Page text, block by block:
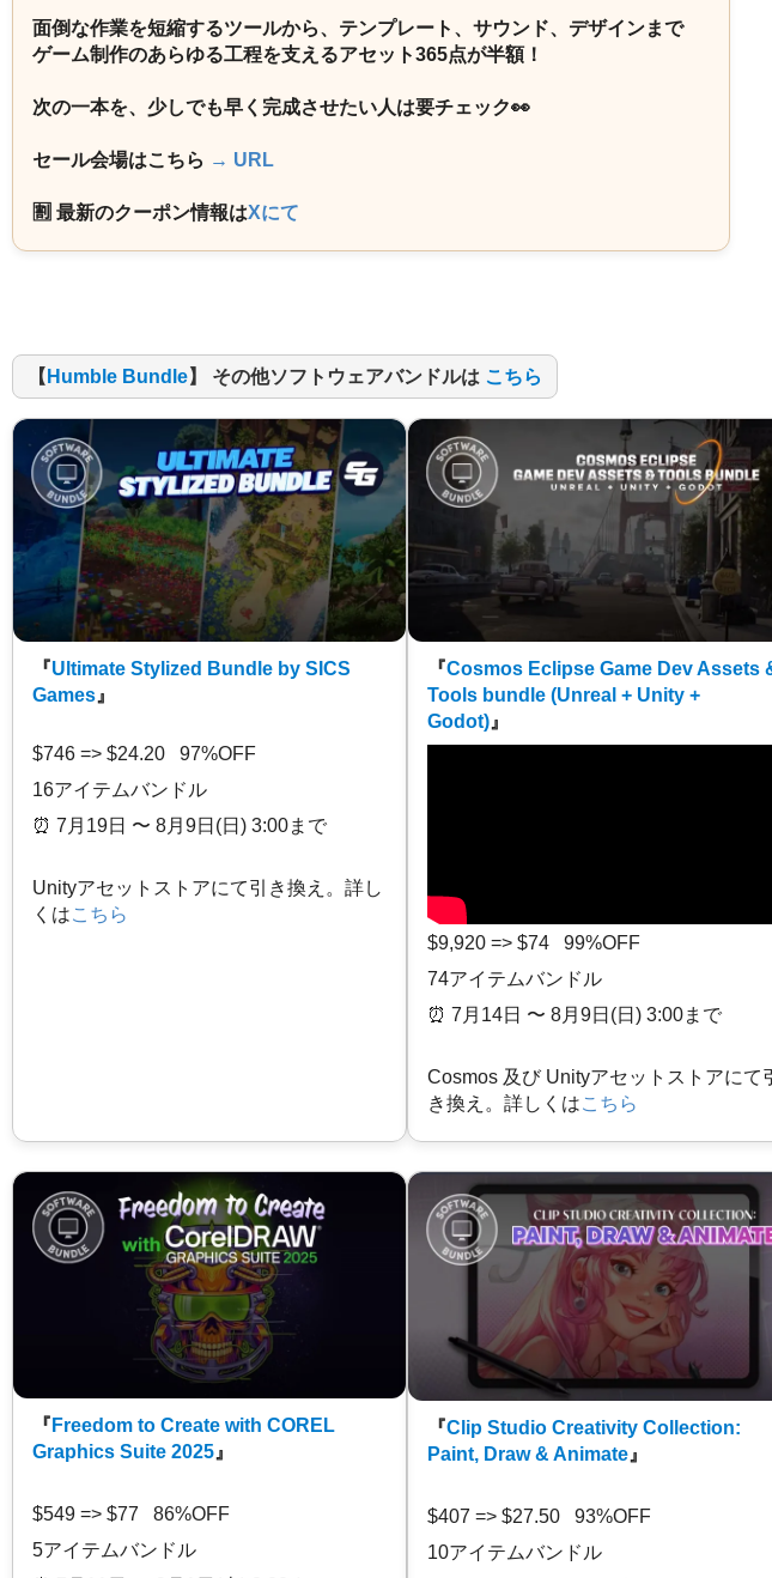
面倒な作業を短縮するツールから、テンプレート、サウンド、デザインまで
ゲーム制作のあらゆる工程を支えるアセット365点が半額！
次の一本を、少しでも早く完成させたい人は要チェック👀
セール会場はこちら → URL
🈹 最新のクーポン情報はXにて
【 Humble Bundle】 その他ソフトウェアバンドルは こちら
『Ultimate Stylized Bundle by SICS
Games』
$746 => $24.20 97%OFF
16アイテムバンドル
⏰️ 7月19日 〜 8月9日(日) 3:00まで
Unityアセットストアにて引き換え。詳し
くはこちら
『Cosmos Eclipse Game Dev Assets
Tools bundle (Unreal + Unity +
Godot)』
$9,920 => $74 99%OFF
74アイテムバンドル
⏰️ 7月14日 〜 8月9日(日) 3:00まで
Cosmos 及び Unityアセットストアにて引
き換え。詳しくはこちら
『 Freedom to Create with COREL
Graphics Suite 2025 』
$549 => $77 86%OFF
5アイテムバンドル
『Clip Studio Creativity Collection:
Paint, Draw & Animate 』
$407 => $27.50 93%OFF
10アイテムバンドル